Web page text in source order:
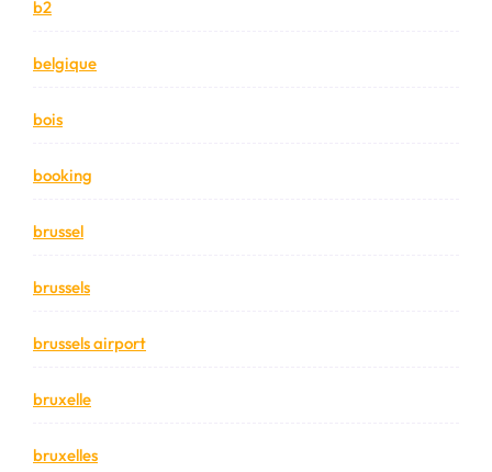
b2
belgique
bois
booking
brussel
brussels
brussels airport
bruxelle
bruxelles